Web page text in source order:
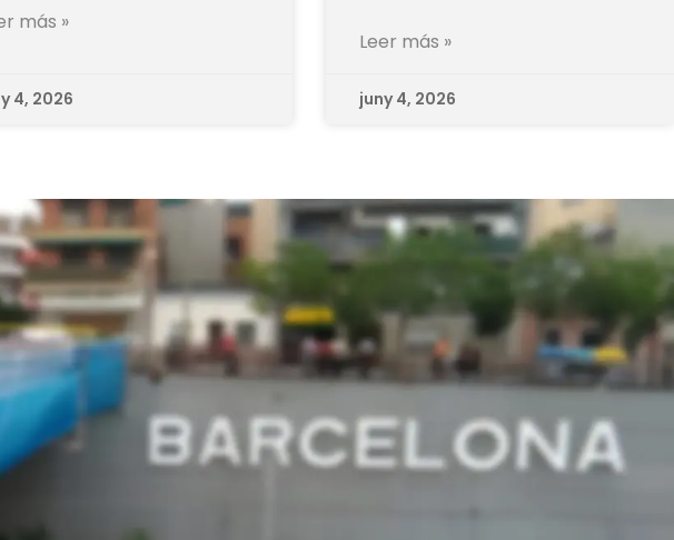
más »
4, 2026
Leer más »
juny 4, 2026